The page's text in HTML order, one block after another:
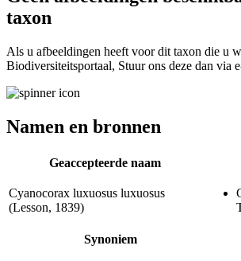
taxon
Als u afbeeldingen heeft voor dit taxon die u
Biodiversiteitsportaal, Stuur ons deze dan via
Namen en bronnen
Geaccepteerde naam
Cyanocorax luxuosus luxuosus
(Lesson, 1839)
Synoniem